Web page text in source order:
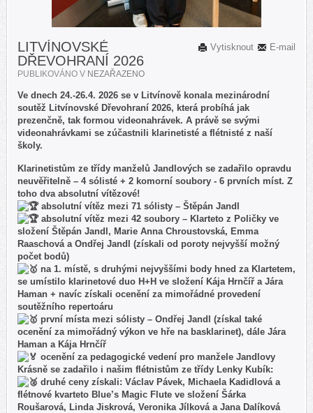
E-mail
Vytisknout
LITVÍNOVSKÉ
DŘEVOHRANÍ 2026
PUBLIKOVÁNO V NEZAŘAZENO
Ve dnech 24.-26.4. 2026 se v Litvínově konala mezinárodní
soutěž Litvínovské Dřevohraní 2026, která probíhá jak
prezenčně, tak formou videonahrávek. A právě se svými
videonahrávkami se zúčastnili klarinetisté a flétnisté z naší
školy.
Klarinetistům ze třídy manželů Jandlových se zadařilo opravdu
neuvěřitelně – 4 sólisté + 2 komorní soubory - 6 prvních míst. Z
toho dva absolutní vítězové!
absolutní vítěz mezi 71 sólisty – Štěpán Jandl
absolutní vítěz mezi 42 soubory – Klarteto z Poličky ve
složení Štěpán Jandl, Marie Anna Chroustovská, Emma
Raaschová a Ondřej Jandl (získali od poroty nejvyšší možný
počet bodů)
na 1. místě, s druhými nejvyššími body hned za Klartetem,
se umístilo klarinetové duo H+H ve složení Kája Hrnčíř a Jára
Haman + navíc získali ocenění za mimořádné provedení
soutěžního repertoáru
první místa mezi sólisty – Ondřej Jandl (získal také
ocenění za mimořádný výkon ve hře na basklarinet), dále Jára
Haman a Kája Hrnčíř
ocenění za pedagogické vedení pro manžele Jandlovy
Krásně se zadařilo i našim flétnistům ze třídy Lenky Kubík:
druhé ceny získali: Václav Pávek, Michaela Kadidlová a
flétnové kvarteto Blue’s Magic Flute ve složení Šárka
Roušarová, Linda Jiskrová, Veronika Jílková a Jana Dalíková